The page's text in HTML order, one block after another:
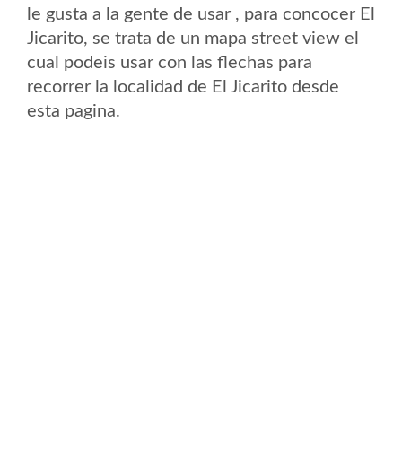
le gusta a la gente de usar , para concocer El
Jicarito, se trata de un mapa street view el
cual podeis usar con las flechas para
recorrer la localidad de El Jicarito desde
esta pagina.